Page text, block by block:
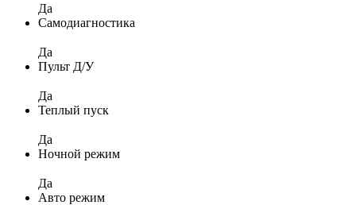
Да
Самодиагностика
Да
Пульт Д/У
Да
Теплый пуск
Да
Ночной режим
Да
Авто режим